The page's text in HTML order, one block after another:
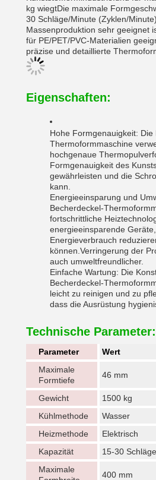
kg wiegtDie maximale
30 Schläge/Minute (Zyklen/
Massenproduktion sehr geeignet
für PE/PET/PVC-Materialien
präzise und detaillierte
Eigenschaften:
Hohe Formgenauigkeit: Die
Thermoformmaschine
hochgenaue
Formgenauigkeit des
gewährleisten und die
kann.
Energieeinsparung und
Becherdeckel-
fortschrittliche
energieeinsparende
Energieverbrauch
können.Verringerung der
auch umweltfreundlicher.
Einfache Wartung: Die
Becherdeckel-
leicht zu reinigen und zu
dass die Ausrüstung
Technische Parameter:
Parameter
Wert
Maximale
Formtiefe
46 mm
Gewicht
1500 kg
Kühlmethode
Wasser
Heizmethode
Elektrisch
Kapazität
15-30
Maximale
400 mm